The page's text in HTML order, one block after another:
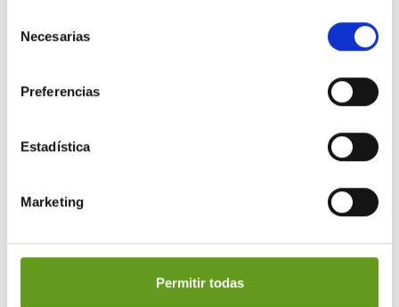
Necesarias
Preferencias
Estadística
Marketing
Permitir todas
Diseño integrable
en cualquier
otras máquinas.
iluminados con
Monederos de la marca
que
usuario ante cualquier incidencia.
Bajo consumoenergético